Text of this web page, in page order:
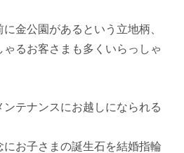
金公園があるという立地柄、
るお客さまも多くいらっしゃ
テナンスにお越しになられる
お子さまの誕生石を結婚指輪